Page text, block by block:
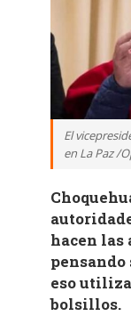
El
en La Paz /
hacen
pensando
eso
bolsillos.